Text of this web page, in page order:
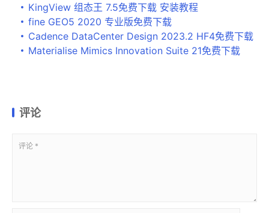
KingView 组态王 7.5免费下载 安装教程
fine GEO5 2020 专业版免费下载
Cadence DataCenter Design 2023.2 HF4免费下载
Materialise Mimics Innovation Suite 21免费下载
评论